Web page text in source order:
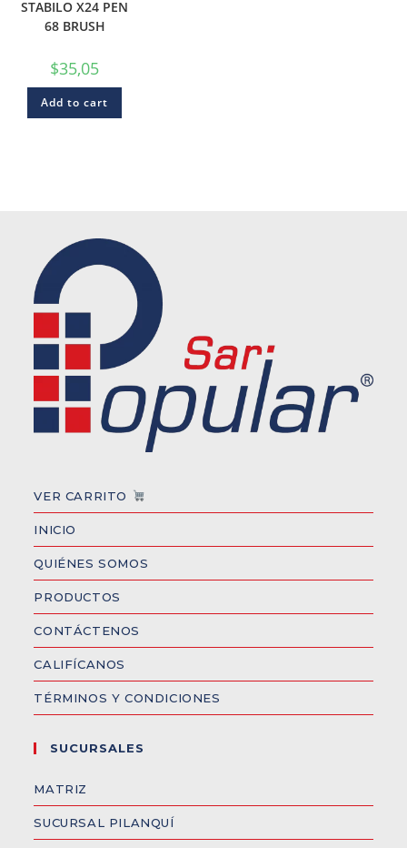
STABILO X24 PEN
68 BRUSH
$35,05
Add to cart
VER CARRITO
INICIO
QUIÉNES SOMOS
PRODUCTOS
CONTÁCTENOS
CALIFÍCANOS
TÉRMINOS Y CONDICIONES
SUCURSALES
MATRIZ
SUCURSAL PILANQUÍ